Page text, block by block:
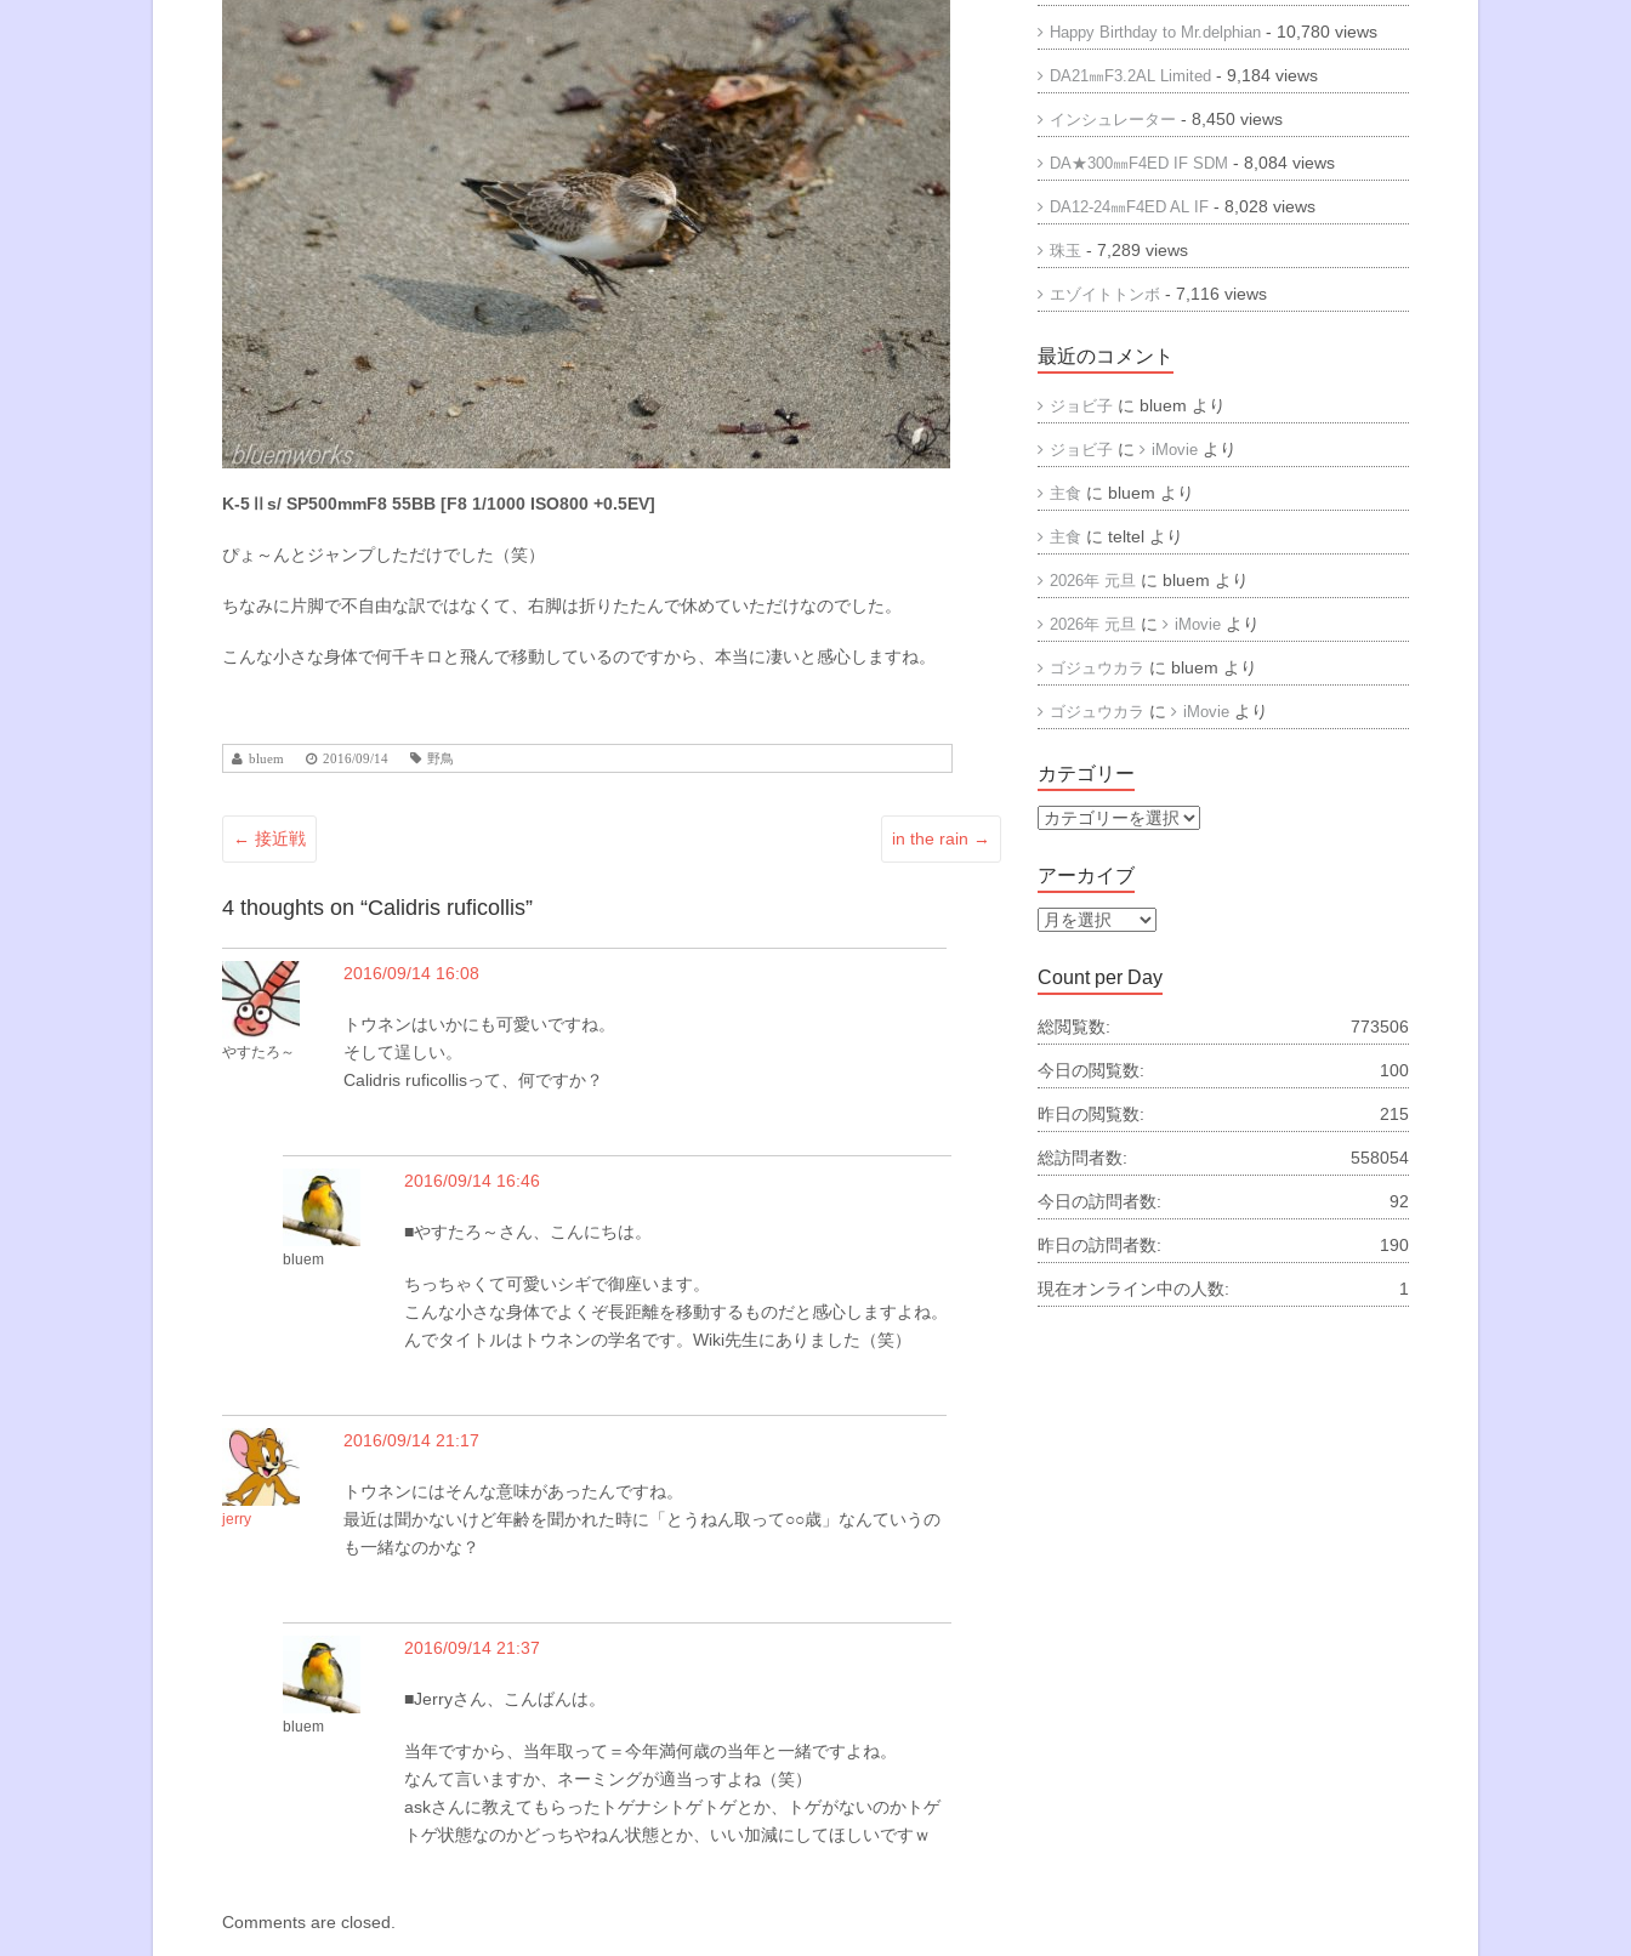
K-5Ⅱs/ SP500mmF8 55BB [F8 1/1000 ISO800 +0.5EV]
ぴょ～んとジャンプしただけでした（笑）
ちなみに片脚で不自由な訳ではなくて、右脚は折りたたんで休めていただけなのでした。
こんな小さな身体で何千キロと飛んで移動しているのですから、本当に凄いと感心しますね。
bluem 2016/09/14 野鳥
← 接近戦 in the rain →
4 thoughts on “Calidris ruficollis”
やすたろ～
2016/09/14 16:08
トウネンはいかにも可愛いですね。
そして逞しい。
Calidris ruficollisって、何ですか？
bluem
2016/09/14 16:46
■やすたろ～さん、こんにちは。
ちっちゃくて可愛いシギで御座います。
こんな小さな身体でよくぞ長距離を移動するものだと感心しますよね。
んでタイトルはトウネンの学名です。Wiki先生にありました（笑）
jerry
2016/09/14 21:17
トウネンにはそんな意味があったんですね。
最近は聞かないけど年齢を聞かれた時に「とうねん取って○○歳」なんていうの
も一緒なのかな？
bluem
2016/09/14 21:37
■Jerryさん、こんばんは。
当年ですから、当年取って＝今年満何歳の当年と一緒ですよね。
なんて言いますか、ネーミングが適当っすよね（笑）
askさんに教えてもらったトゲナシトゲトゲとか、トゲがないのかトゲ
トゲ状態なのかどっちやねん状態とか、いい加減にしてほしいですｗ
Comments are closed.
Happy Birthday to Mr.delphian - 10,780 views
DA21㎜F3.2AL Limited - 9,184 views
インシュレーター - 8,450 views
DA★300㎜F4ED IF SDM - 8,084 views
DA12-24㎜F4ED AL IF - 8,028 views
珠玉 - 7,289 views
エゾイトトンボ - 7,116 views
最近のコメント
ジョビ子 に bluem より
ジョビ子 に iMovie より
主食 に bluem より
主食 にteltel より
2026年 元旦 に bluem より
2026年 元旦 に iMovie より
ゴジュウカラ に bluem より
ゴジュウカラ に iMovie より
カテゴリー
カ
ゴ
リ
ー
アーカイブ
ア
カ
イ
ブ
Count per Day
773506
総閲覧数:
100
今日の閲覧数:
215
昨日の閲覧数:
558054
総訪問者数:
92
今日の訪問者数:
190
昨日の訪問者数:
1
現在オンライン中の人数: